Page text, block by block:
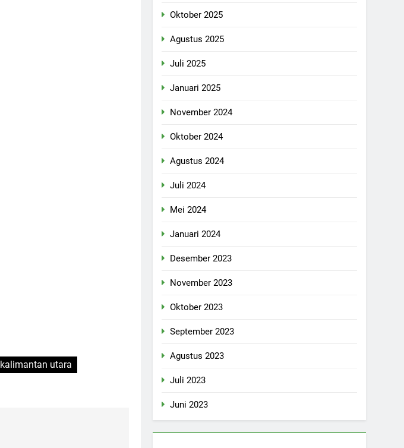
kalimantan utara
Oktober 2025
Agustus 2025
Juli 2025
Januari 2025
November 2024
Oktober 2024
Agustus 2024
Juli 2024
Mei 2024
Januari 2024
Desember 2023
November 2023
Oktober 2023
September 2023
Agustus 2023
Juli 2023
Juni 2023